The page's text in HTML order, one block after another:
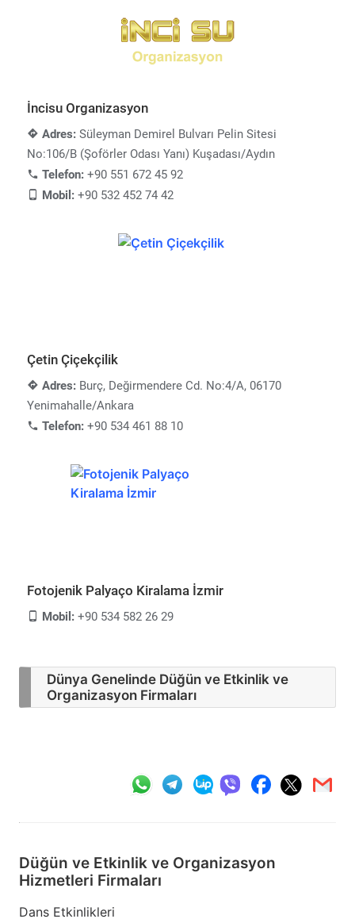
İncisu Organizasyon
Adres: Süleyman Demirel Bulvarı Pelin Sitesi
No:106/B (Şoförler Odası Yanı) Kuşadası/Aydın
Telefon: +90 551 672 45 92
Mobil: +90 532 452 74 42
Çetin Çiçekçilik
Adres: Burç, Değirmendere Cd. No:4/A, 06170
Yenimahalle/Ankara
Telefon: +90 534 461 88 10
Fotojenik Palyaço Kiralama İzmir
Mobil: +90 534 582 26 29
Dünya Genelinde Düğün ve Etkinlik ve
Organizasyon Firmaları
Düğün ve Etkinlik ve Organizasyon
Hizmetleri Firmaları
Dans Etkinlikleri